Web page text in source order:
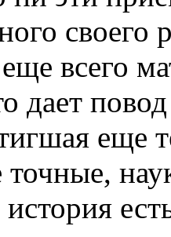
своего
всего
дает
еще
точные,
история